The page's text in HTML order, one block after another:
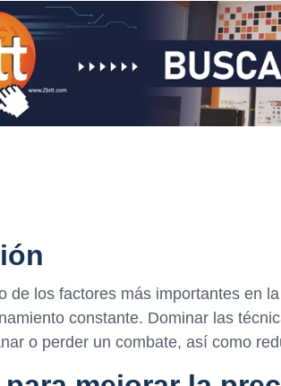
de los factores más importantes en
constante. Dominar las
o perder un combate, así como